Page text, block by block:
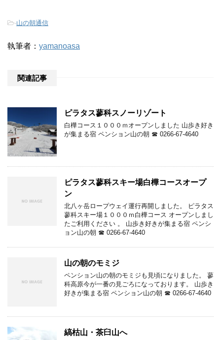
-山の朝通信
執筆者： yamanoasa
関連記事
ピラタス蓼科スノーリゾート
白樺コース１０００ｍオープンしました 山歩き好き
が集まる宿 ペンション山の朝 ☎ 0266-67-4640
ピラタス蓼科スキー場白樺コースオープ
ン
北八ヶ岳ロープウェイ運行再開しました。 ピラタス
蓼科スキー場１０００ｍ白樺コース オープンしまし
たご利用ください 。 山歩き好きが集まる宿 ペンシ
ョン山の朝 ☎ 0266-67-4640
山の朝のモミジ
ペンション山の朝のモミジも見頃になりました。 蓼
科高原今が一番の見ごろになっております。 山歩き
好きが集まる宿 ペンション山の朝 ☎ 0266-67-4640
縞枯山・茶臼山へ